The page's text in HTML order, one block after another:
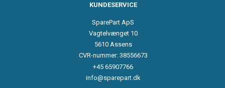
KUNDESERVICE
SparePart ApS
Vagtelvænget 10
5610 Assens
CVR-nummer: 38556673
+45 65907766
info@sparepart.dk